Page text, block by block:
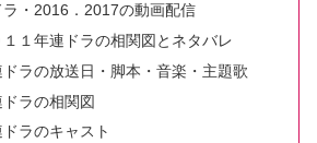
ラ・2016．2017の動画配信
１１年連ドラの相関図とネタバレ
ドラの放送日・脚本・音楽・主題歌
ドラの相関図
ドラのキャスト